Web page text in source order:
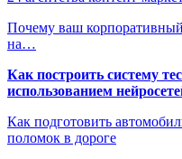
Почему ваш корпоративный
на…
Как построить систему
использованием
Как подготовить
поломок в дороге